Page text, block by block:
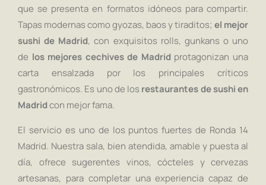
que se presenta en formatos idóneos para compartir.
Tapas modernas como gyozas, baos y tiraditos; el mejor
sushi de Madrid, con exquisitos rolls, gunkans o uno
de los mejores cechives de Madrid protagonizan una
carta ensalzada por los principales críticos
gastronómicos. Es uno de losrestaurantes de sushi en
Madridcon mejor fama.
El servicio es uno de los puntos fuertes de Ronda 14
Madrid. Nuestra sala, bien atendida, amable y puesta al
día, ofrece sugerentes vinos, cócteles y cervezas
artesanas, para completar una experiencia capaz de